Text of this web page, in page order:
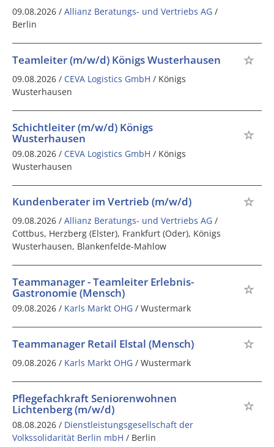
09.08.2026 / Allianz Beratungs- und Vertriebs AG /
Berlin
Teamleiter (m/w/d) Königs Wusterhausen
09.08.2026 / CEVA Logistics GmbH / Königs
Wusterhausen
Schichtleiter (m/w/d) Königs
Wusterhausen
09.08.2026 / CEVA Logistics GmbH / Königs
Wusterhausen
Kundenberater im Vertrieb (m/w/d)
09.08.2026 / Allianz Beratungs- und Vertriebs AG /
Cottbus, Herzberg (Elster), Frankfurt (Oder), Königs
Wusterhausen, Blankenfelde-Mahlow
Teammanager - Teamleiter Erlebnis-
Gastronomie (Mensch)
09.08.2026 / Karls Markt OHG / Wustermark
Teammanager Retail Elstal (Mensch)
09.08.2026 / Karls Markt OHG / Wustermark
Pflegefachkraft Seniorenwohnen
Lichtenberg (m/w/d)
08.08.2026 / Dienstleistungsgesellschaft der
Volkssolidarität Berlin mbH / Berlin